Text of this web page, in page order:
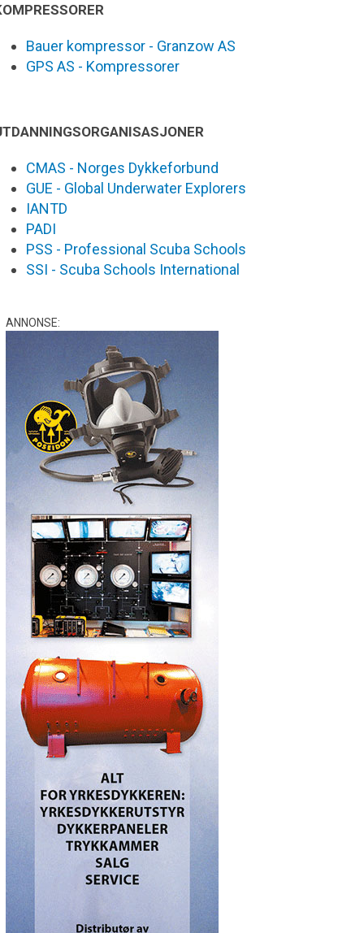
Bauer kompressor - Granzow AS
GPS AS - Kompressorer
CMAS - Norges Dykkeforbund
GUE - Global Underwater Explorers
IANTD
PADI
PSS - Professional Scuba Schools
SSI - Scuba Schools International
ANNONSE: